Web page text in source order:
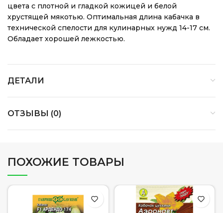
цвета с плотной и гладкой кожицей и белой
хрустящей мякотью. Оптимальная длина кабачка в
технической спелости для кулинарных нужд 14-17 см.
Обладает хорошей лежкостью.
ДЕТАЛИ
ОТЗЫВЫ (0)
ПОХОЖИЕ ТОВАРЫ